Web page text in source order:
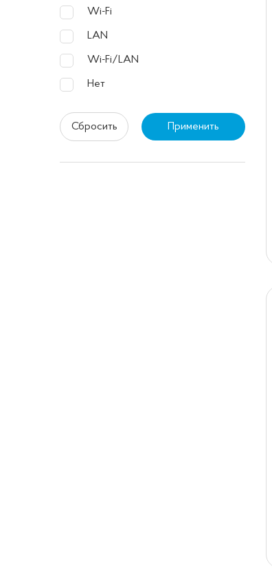
Wi-Fi
LAN
Wi-Fi/LAN
Нет
Сбросить Применить